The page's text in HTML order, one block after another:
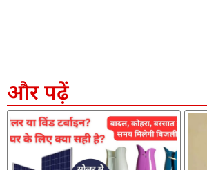
और पढ़ें